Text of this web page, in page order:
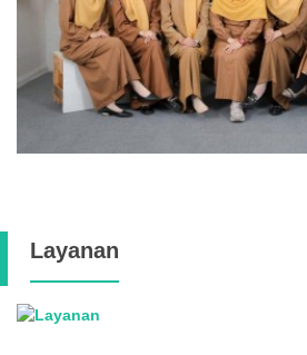
Layanan